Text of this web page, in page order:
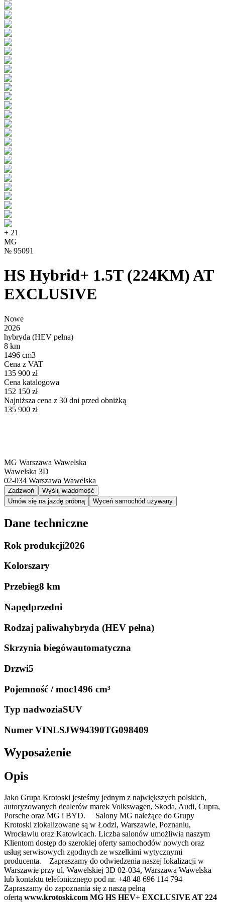
+ 21
MG
№ 95091
HS Hybrid+ 1.5T (224KM) AT
EXCLUSIVE
Nowe
2026
hybryda (HEV pełna)
8 km
1496 cm3
Cena z VAT
135 900 zł
Cena katalogowa
152 150 zł
Najniższa cena z 30 dni przed obniżką
135 900 zł
MG Warszawa Wawelska
Wawelska 3D
02-034 Warszawa Wawelska
Zadzwoń
Wyślij wiadomość
Umów się na jazdę próbną
Wyceń samochód używany
Dane techniczne
Rok produkcji2026
Kolorszary
Przebieg8 km
Napędprzedni
Rodzaj paliwahybryda (HEV pełna)
Skrzynia biegówautomatyczna
Drzwi5
Pojemność / moc1496 cm³
Typ nadwoziaSUV
Numer VINLSJW94390TG098409
Wyposażenie
Opis
Jako Grupa Krotoski jesteśmy jednym z największych polskich,
autoryzowanych dealerów marek Volkswagen, Skoda, Audi, Cupra,
Porsche oraz MG i BYD. Salony MG należące do Grupy
Krotoski zlokalizowane są w Łodzi, Warszawie, Poznaniu,
Wrocławiu oraz Katowicach. Liczba salonów umożliwia naszym
Klientom dostęp do szerokiej oferty samochodów nowych oraz
usług serwisowych zgodnych ze wszelkimi wytycznymi
producenta. Zapraszamy do odwiedzenia naszej lokalizacji w
Warszawie przy ul. Wawelskiej 3D 02-034, Warszawa Wawelska
lub kontaktu telefonicznego pod nr. +48 48 696 114 794
Zapraszamy do zapoznania się z naszą pełną
ofertą www.krotoski.com MG HS HEV+ EXCLUSIVE AT 224